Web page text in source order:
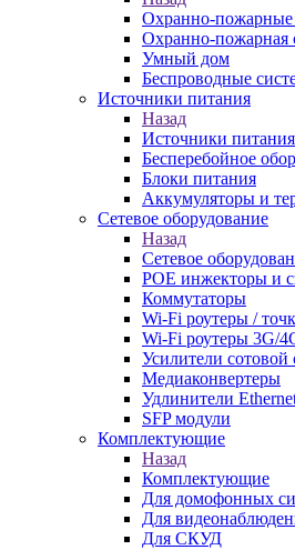
Охранно-пожарные
Охранно-пожарная
Умный дом
Беспроводные
Источники питания
Назад
Источники питания
Бесперебойное
Блоки питания
Аккумуляторы и
Сетевое оборудование
Назад
Сетевое
POE инжекторы и
Коммутаторы
Wi-Fi роутеры /
Wi-Fi роутеры 3G/
Усилители сотовой
Медиаконвертеры
Удлинители
SFP модули
Комплектующие
Назад
Комплектующие
Для домофонных
Для
Для СКУД